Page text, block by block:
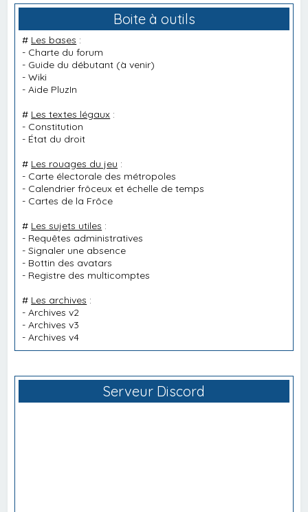
Boite à outils
# Les bases :
- Charte du forum
- Guide du débutant (à venir)
-Wiki
-Aide PluzIn
# Les textes légaux :
- Constitution
- État du droit
# Les rouages du jeu :
- Carte électorale des métropoles
- Calendrier frôceux et échelle de temps
- Cartes de la Frôce
# Les sujets utiles :
- Requêtes administratives
-Signaler une absence
- Bottin des avatars
- Registre des multicomptes
# Les archives :
-Archives v2
-Archives v3
-Archives v4
Serveur Discord